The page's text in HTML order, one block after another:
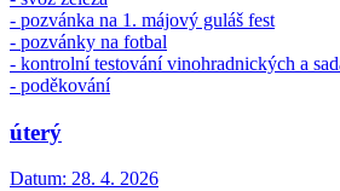
- pozvánka na 1. májový guláš fest
- pozvánky na fotbal
- kontrolní testování vinohradnických a
- poděkování
úterý
Datum: 28. 4. 2026